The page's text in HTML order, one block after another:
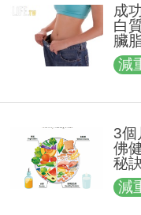
成
白
臟
減
3
佛
秘
減